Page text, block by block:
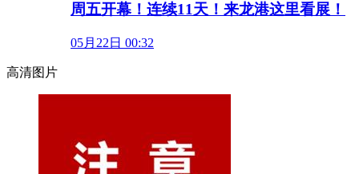
周五开幕！连续11天！来龙港这里看展！
05月22日 00:32
高清图片